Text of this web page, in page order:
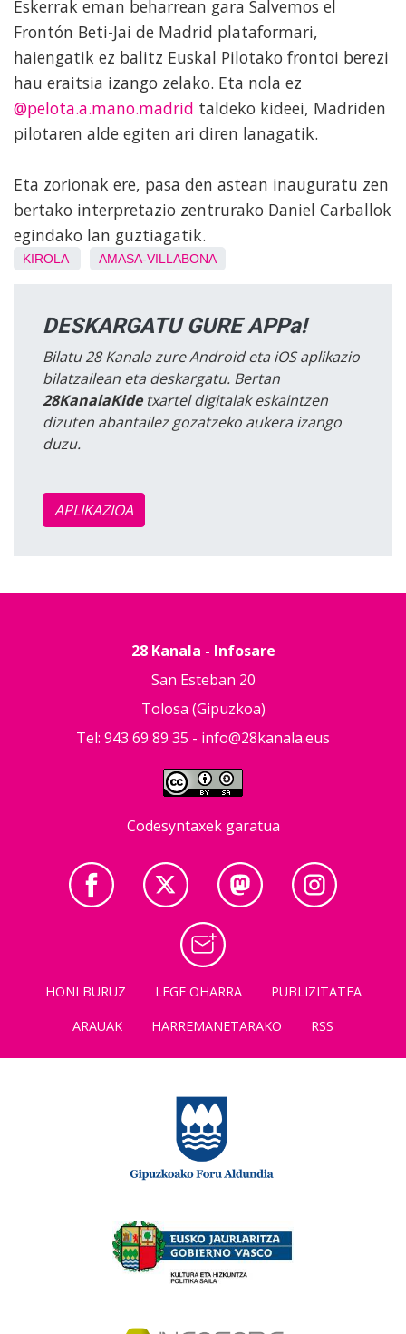
Eskerrak eman beharrean gara Salvemos el
Frontón Beti-Jai de Madrid plataformari,
haiengatik ez balitz Euskal Pilotako frontoi berezi
hau eraitsia izango zelako. Eta nola ez
@pelota.a.mano.madrid taldeko kideei, Madriden
pilotaren alde egiten ari diren lanagatik.
Eta zorionak ere, pasa den astean inauguratu zen
bertako interpretazio zentrurako Daniel Carballok
egindako lan guztiagatik.
KIROLA AMASA-VILLABONA
DESKARGATU GURE APPa!
Bilatu 28 Kanala zure Android eta iOS aplikazio
bilatzailean eta deskargatu. Bertan
28KanalaKidetxartel digitalak eskaintzen
dizuten abantailez gozatzeko aukera izango
duzu.
APLIKAZIOA
28 Kanala - Infosare
San Esteban 20
Tolosa (Gipuzkoa)
Tel: 943 69 89 35 - info@28kanala.eus
Codesyntaxek garatua
HONI BURUZ LEGE OHARRA
PUBLIZITATEA
ARAUAK
HARREMANETARAKO RSS